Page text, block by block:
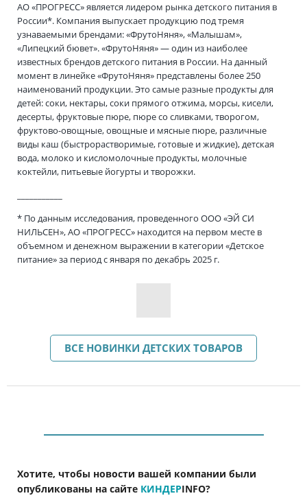
АО «ПРОГРЕСС» является лидером рынка детского питания в
России*. Компания выпускает продукцию под тремя
узнаваемыми брендами: «ФрутоНяня», «Малышам»,
«Липецкий бювет». «ФрутоНяня» — один из наиболее
известных брендов детского питания в России. На данный
момент в линейке «ФрутоНяня» представлены более 250
наименований продукции. Это самые разные продукты для
детей: соки, нектары, соки прямого отжима, морсы, кисели,
десерты, фруктовые пюре, пюре со сливками, творогом,
фруктово-овощные, овощные и мясные пюре, различные
виды каш (быстрорастворимые, готовые и жидкие), детская
вода, молоко и кисломолочные продукты, молочные
коктейли, питьевые йогурты и творожки.
* По данным исследования, проведенного ООО «ЭЙ СИ
НИЛЬСЕН», АО «ПРОГРЕСС» находится на первом месте в
объемном и денежном выражении в категории «Детское
питание» за период с января по декабрь 2025 г.
ВСЕ НОВИНКИ ДЕТСКИХ ТОВАРОВ
Хотите, чтобы новости вашей компании были
опубликованы на сайте КИНДЕРINFO?